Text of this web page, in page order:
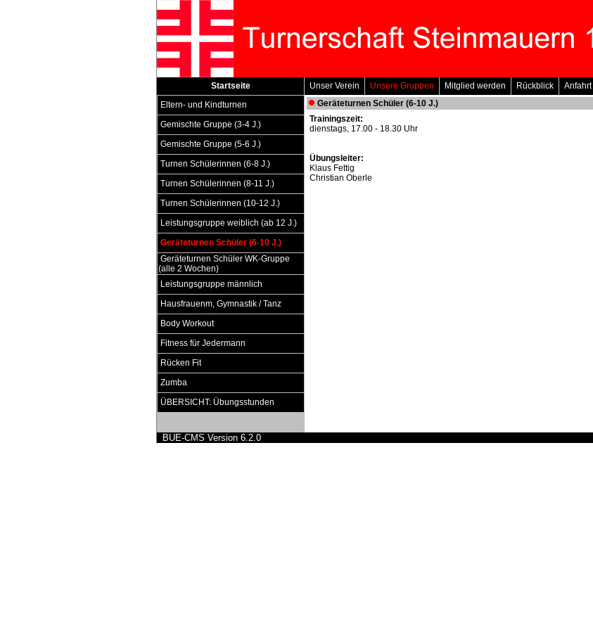
Startseite Unser Verein Unsere Gruppen Mitglied werden Rückblick Anfahrt
Eltern- und Kindturnen
Gemischte Gruppe (3-4 J.)
Gemischte Gruppe (5-6 J.)
Turnen Schülerinnen (6-8 J.)
Turnen Schülerinnen (8-11 J.)
Turnen Schülerinnen (10-12 J.)
Leistungsgruppe weiblich (ab 12 J.)
Geräteturnen Schüler (6-10 J.)
Geräteturnen Schüler WK-Gruppe
(alle 2 Wochen)
Leistungsgruppe männlich
Hausfrauenm, Gymnastik / Tanz
Body Workout
Fitness für Jedermann
Rücken Fit
Zumba
ÜBERSICHT: Übungsstunden
Geräteturnen Schüler (6-10 J.)
Trainingszeit:
dienstags, 17.00 - 18.30 Uhr
Übungsleiter:
Klaus Fettig
Christian Oberle
BUE-CMS Version 6.2.0